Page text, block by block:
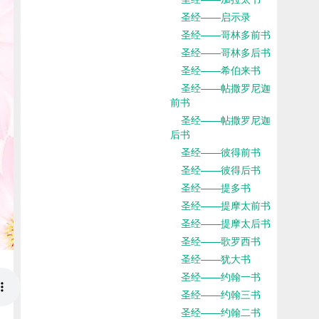
圣经——启示录
圣经——哥林多前书
圣经——哥林多后书
圣经——希伯来书
圣经——帖撒罗尼迦
前书
圣经——帖撒罗尼迦
后书
圣经——彼得前书
圣经——彼得后书
圣经——提多书
圣经——提摩太前书
圣经——提摩太后书
圣经——歌罗西书
圣经——犹大书
圣经——约翰一书
圣经——约翰三书
圣经——约翰二书